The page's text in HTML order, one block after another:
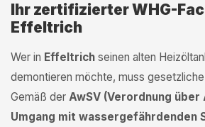
Ihr zertifizierter WHG-
Effeltrich
Wer in Effeltrich seinen alten
demontieren möchte, muss
Gemäß der AwSV (Verordnung über
Umgang mit wassergefährdenden